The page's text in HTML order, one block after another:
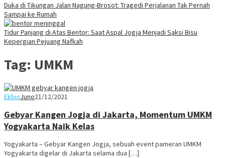
Duka di Tikungan Jalan Nagung-Brosot: Tragedi Perjalanan Tak Pernah
Sampai ke Rumah
Tidur Panjang di Atas Bentor: Saat Aspal Jogja Menjadi Saksi Bisu
Kepergian Pejuang Nafkah
Tag: UMKM
EkbisJuno21/12/2021
Gebyar Kangen Jogja di Jakarta, Momentum UMKM
Yogyakarta Naik Kelas
Yogyakarta – Gebyar Kangen Jogja, sebuah event pameran UMKM
Yogyakarta digelar di Jakarta selama dua […]